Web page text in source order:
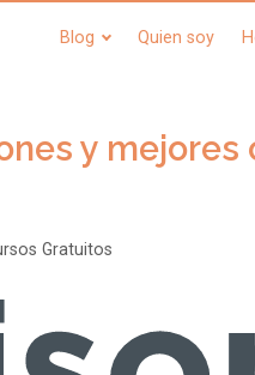
Blog Quien soy
y mejores
Gratuitos